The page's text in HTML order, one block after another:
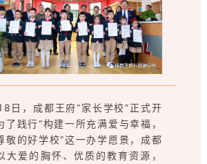
日，成都王府“家长学校”正式开
了践行“构建一所充满爱与幸福，
敬的好学校”这一办学愿景，成都
大爱的胸怀、优质的教育资源，